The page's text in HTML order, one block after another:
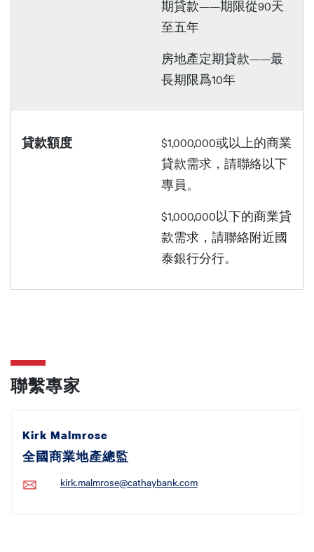
期貸款——期限從90天
至五年
房地產定期貸款——最
長期限爲10年
貸款額度
$1,000,000或以上的商業
貸款需求，請聯絡以下
專員。
$1,000,000以下的商業貸
款需求，請聯絡附近國
泰銀行分行。
聯繫專家
Kirk Malmrose
全國商業地產總監
kirk.malmrose@cathaybank.com